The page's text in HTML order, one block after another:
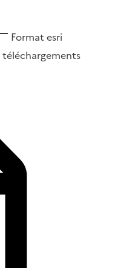
Format esri
téléchargements